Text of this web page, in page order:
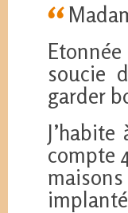
soucie
garder
compte
maisons